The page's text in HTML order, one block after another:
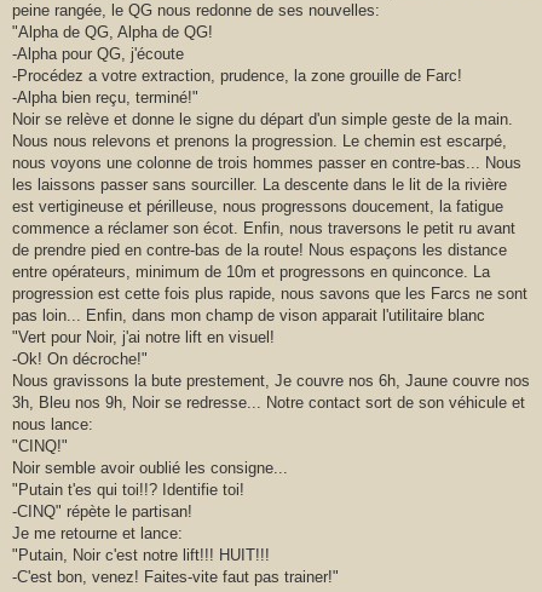
peine rangée, le QG nous redonne de ses nouvelles:
"Alpha de QG, Alpha de QG!
-Alpha pour QG, j'écoute
-Procédez a votre extraction, prudence, la zone grouille de Farc!
-Alpha bien reçu, terminé!"
Noir se relève et donne le signe du départ d'un simple geste de la main.
Nous nous relevons et prenons la progression. Le chemin est escarpé,
nous voyons une colonne de trois hommes passer en contre-bas... Nous
les laissons passer sans sourciller. La descente dans le lit de la rivière
est vertigineuse et périlleuse, nous progressons doucement, la fatigue
commence a réclamer son écot. Enfin, nous traversons le petit ru avant
de prendre pied en contre-bas de la route! Nous espaçons les distance
entre opérateurs, minimum de 10m et progressons en quinconce. La
progression est cette fois plus rapide, nous savons que les Farcs ne sont
pas loin... Enfin, dans mon champ de vison apparait l'utilitaire blanc
"Vert pour Noir, j'ai notre lift en visuel!
-Ok! On décroche!"
Nous gravissons la bute prestement, Je couvre nos 6h, Jaune couvre nos
3h, Bleu nos 9h, Noir se redresse... Notre contact sort de son véhicule et
nous lance:
"CINQ!"
Noir semble avoir oublié les consigne...
"Putain t'es qui toi!!? Identifie toi!
-CINQ" répète le partisan!
Je me retourne et lance:
"Putain, Noir c'est notre lift!!! HUIT!!!
-C'est bon, venez! Faites-vite faut pas trainer!"